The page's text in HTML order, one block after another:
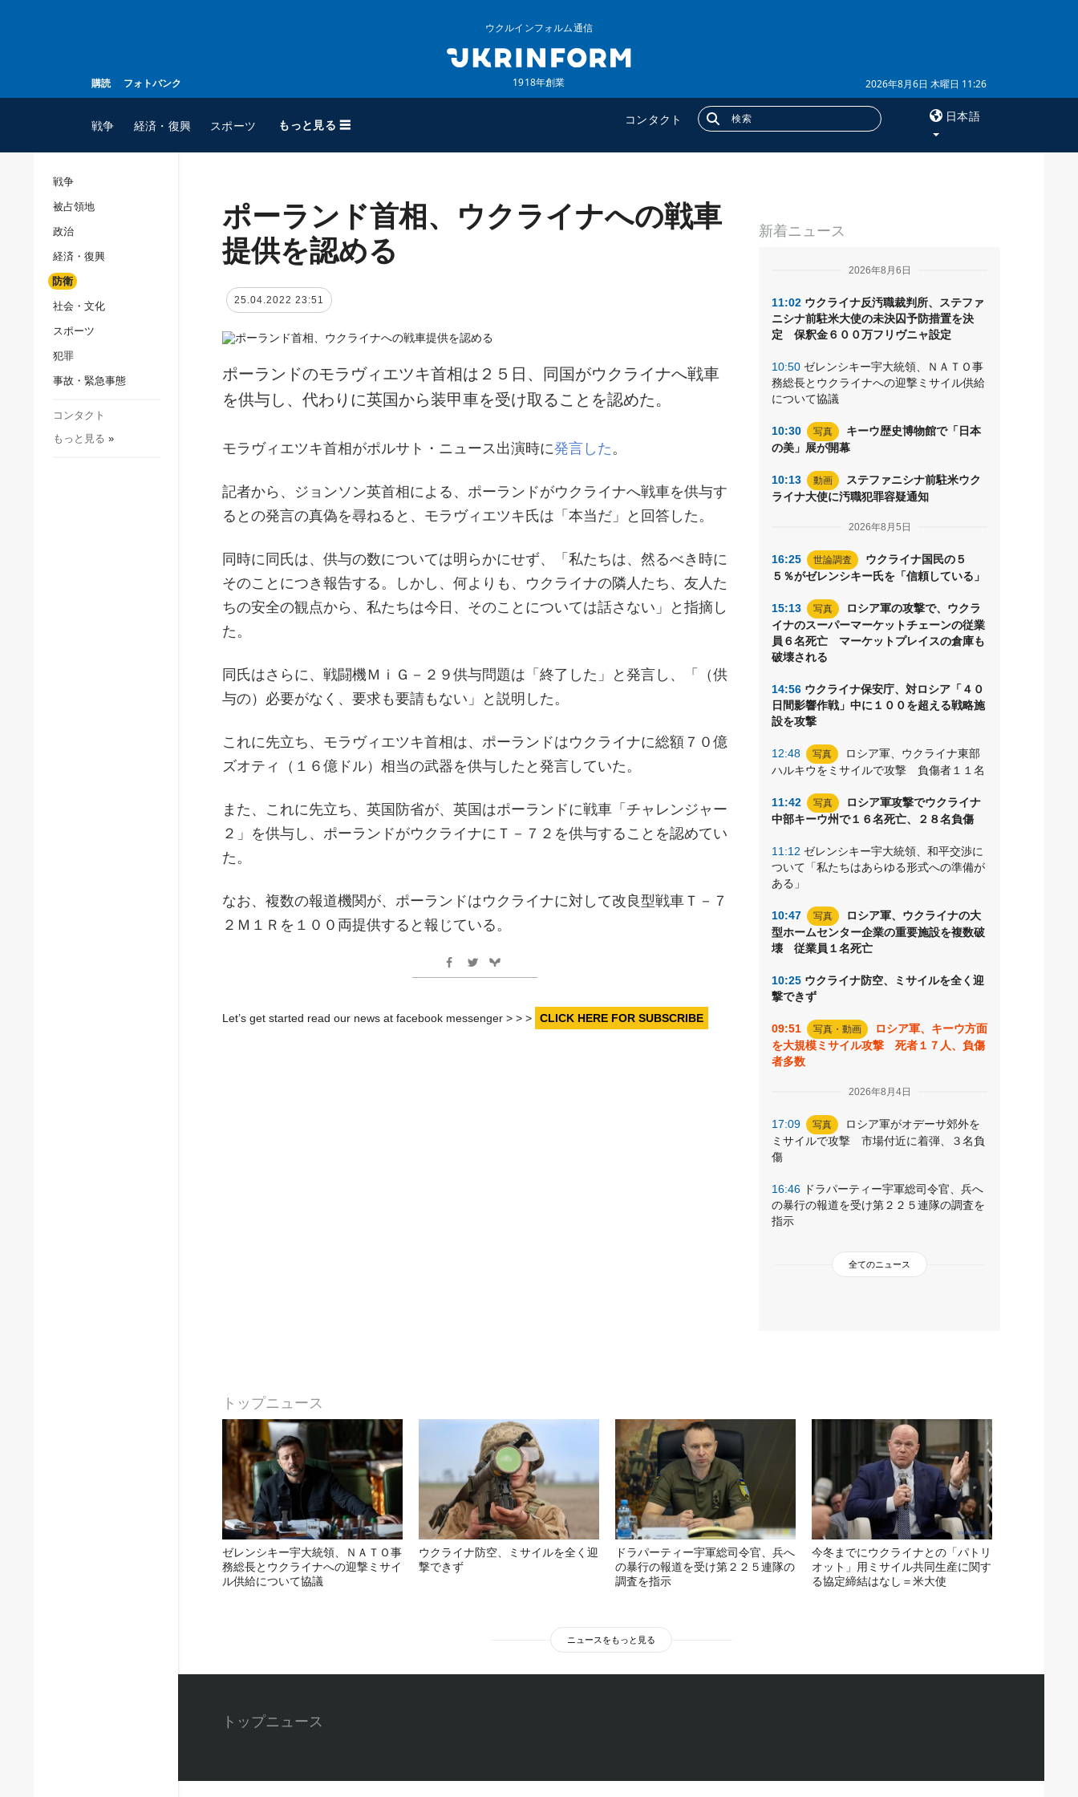
購読 フォトバンク
ウクルインフォルム通信
1918年創業 2026年8月6日 木曜日 11:26
戦争 経済・復興 スポーツ もっと見る ☰ コンタクト 日本語
スポーツ
ウクルインフォルム
ウクルインフォルムについ
て
追加
特集
購読
戦争
被占領地
政治
経済・復興
防衛
社会・文化
スポーツ
犯罪
事故・緊急事態
コンタクト
もっと見る »
新着ニュース
2026年8月6日
11:02 ウクライナ反汚職裁判所、ステファ
ニシナ前駐米大使の未決囚予防措置を決
定 保釈金６００万フリヴニャ設定
10:50 ゼレンシキー宇大統領、ＮＡＴＯ事
務総長とウクライナへの迎撃ミサイル供給
について協議
10:30 写真
キーウ歴史博物館で「日本
の美」展が開幕
10:13 動画
ステファニシナ前駐米ウク
ライナ大使に汚職犯罪容疑通知
2026年8月5日
16:25 世論調査
ウクライナ国民の５
５％がゼレンシキー氏を「信頼している」
15:13 写真
ロシア軍の攻撃で、ウクラ
イナのスーパーマーケットチェーンの従業
員６名死亡 マーケットプレイスの倉庫も
破壊される
14:56 ウクライナ保安庁、対ロシア「４０
日間影響作戦」中に１００を超える戦略施
設を攻撃
12:48 写真
ロシア軍、ウクライナ東部
ハルキウをミサイルで攻撃 負傷者１１名
11:42 写真
ロシア軍攻撃でウクライナ
中部キーウ州で１６名死亡、２８名負傷
11:12 ゼレンシキー宇大統領、和平交渉に
ついて「私たちはあらゆる形式への準備が
ある」
10:47 写真
ロシア軍、ウクライナの大
型ホームセンター企業の重要施設を複数破
壊 従業員１名死亡
10:25 ウクライナ防空、ミサイルを全く迎
撃できず
09:51 写真・動画
ロシア軍、キーウ方面
を大規模ミサイル攻撃 死者１７人、負傷
者多数
2026年8月4日
17:09 写真
ロシア軍がオデーサ郊外を
ミサイルで攻撃 市場付近に着弾、３名負
傷
16:46 ドラパーティー宇軍総司令官、兵へ
の暴行の報道を受け第２２５連隊の調査を
指示
全てのニュース
ポーランド首相、ウクライナへの戦車
提供を認める
25.04.2022 23:51
ポーランドのモラヴィエツキ首相は２５日、同国がウクライナへ戦車
を供与し、代わりに英国から装甲車を受け取ることを認めた。
モラヴィエツキ首相がポルサト・ニュース出演時に発言した 。
記者から、ジョンソン英首相による、ポーランドがウクライナへ戦車を供与す
るとの発言の真偽を尋ねると、モラヴィエツキ氏は「本当だ」と回答した。
同時に同氏は、供与の数については明らかにせず、「私たちは、然るべき時に
そのことにつき報告する。しかし、何よりも、ウクライナの隣人たち、友人た
ちの安全の観点から、私たちは今日、そのことについては話さない」と指摘し
た。
同氏はさらに、戦闘機ＭｉＧ－２９供与問題は「終了した」と発言し、「（供
与の）必要がなく、要求も要請もない」と説明した。
これに先立ち、モラヴィエツキ首相は、ポーランドはウクライナに総額７０億
ズオティ（１６億ドル）相当の武器を供与したと発言していた。
また、これに先立ち、英国防省が、英国はポーランドに戦車「チャレンジャー
２」を供与し、ポーランドがウクライナにＴ－７２を供与することを認めてい
た。
なお、複数の報道機関が、ポーランドはウクライナに対して改良型戦車Ｔ－７
２Ｍ１Ｒを１００両提供すると報じている。
Let’s get started read our news at facebook messenger > > > CLICK HERE FOR SUBSCRIBE
トップニュース
ゼレンシキー宇大統領、ＮＡＴＯ事
務総長とウクライナへの迎撃ミサイ
ル供給について協議
ウクライナ防空、ミサイルを全く迎
撃できず
ドラパーティー宇軍総司令官、兵へ
の暴行の報道を受け第２２５連隊の
調査を指示
今冬までにウクライナとの「パトリ
オット」用ミサイル共同生産に関す
る協定締結はなし＝米大使
ニュースをもっと見る
トップニュース